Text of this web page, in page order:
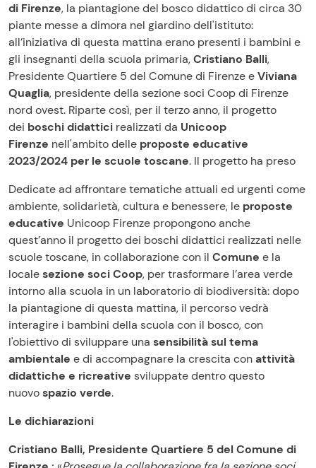
di Firenze, la piantagione del bosco didattico di circa 30
piante messe a dimora nel giardino dell'istituto:
all’iniziativa di questa mattina erano presenti i bambini e
gli insegnanti della scuola primaria,Cristiano Balli,
Presidente Quartiere 5 del Comune di Firenze eViviana
Quaglia, presidente della sezione soci Coop di Firenze
nord ovest. Riparte così, per il terzo anno, il progetto
dei boschi didattici realizzati da Unicoop
Firenze nell'ambito delle proposte educative
2023/2024 per le scuole toscane. Il progetto ha preso
Dedicate ad affrontare tematiche attuali ed urgenti come
ambiente, solidarietà, cultura e benessere, le proposte
educative Unicoop Firenze propongono anche
quest’anno il progetto dei boschi didattici realizzati nelle
scuole toscane, in collaborazione con il Comune e la
localesezione soci Coop, per trasformare l’area verde
intorno alla scuola in un laboratorio di biodiversità: dopo
la piantagione di questa mattina, il percorso vedrà
interagire i bambini della scuola con il bosco, con
l'obiettivo di sviluppare una sensibilità sul tema
ambientale e di accompagnare la crescita conattività
didattiche e ricreative sviluppate dentro questo
nuovospazio verde.
Le dichiarazioni
Cristiano Balli, Presidente Quartiere 5 del Comune di